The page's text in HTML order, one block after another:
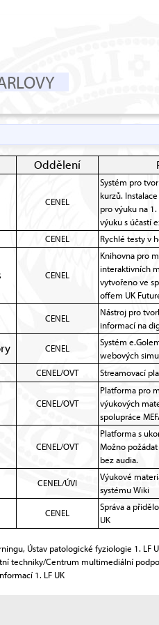
Oddělení
CENEL
Systém pro
kurzů.
pro výuku na
výuku s účastí
CENEL Rychlé testy v
CENEL
Knihovna pro
interaktivních
vytvořeno ve
offem UK
CENEL
Nástroj pro
informací na
CENEL
Systém
webových
CENEL/OVT Streamovací
CENEL/OVT
Platforma pro
výukových
spolupráce
CENEL/OVT
Platforma s
Možno
bez audia.
CENEL/ÚVI
Výukové
systému Wiki
CENEL
Správa a
UK
Ústav patologické fyziologie 1. LF
techniky/Centrum multimediální
1. LF UK